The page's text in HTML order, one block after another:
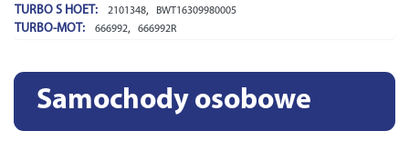
TURBO S HOET: 2101348, BWT16309980005
TURBO-MOT: 666992, 666992R
Samochody osobowe